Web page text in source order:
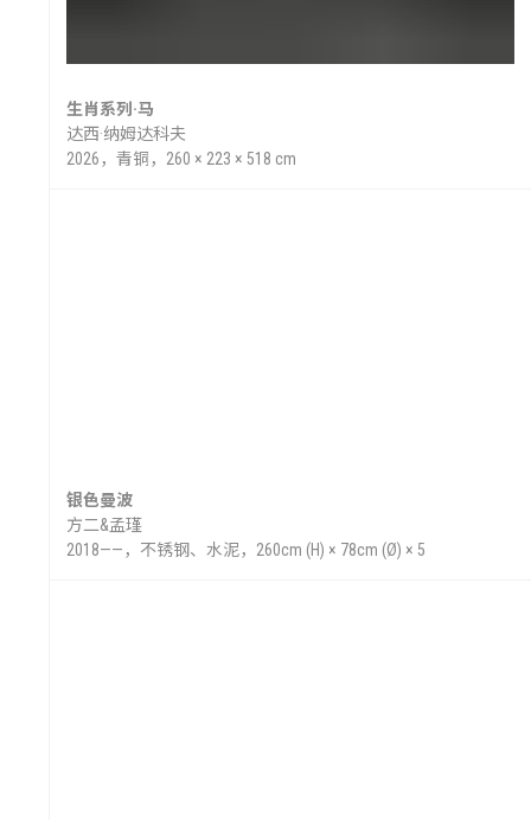
生肖系列·马
达西·纳姆达科夫
2026，青铜，260 × 223 × 518 cm
银色曼波
方二&孟瑾
2018——，不锈钢、水泥，260cm (H) × 78cm (Ø) × 5